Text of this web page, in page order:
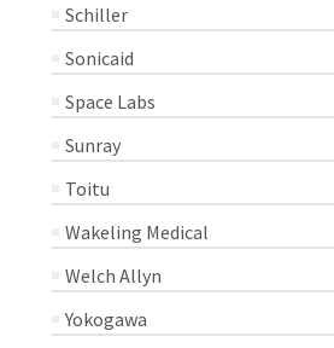
Schiller
Sonicaid
Space Labs
Sunray
Toitu
Wakeling Medical
Welch Allyn
Yokogawa